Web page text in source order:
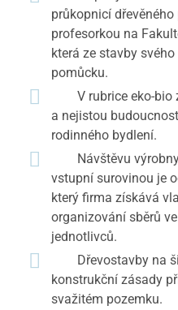
průkopnicí
profesorkou na
která ze stavby
pomůcku.
V rubrice eko-bio
a nejistou
rodinného bydlení.
Návštěvu výrobny
vstupní surovinou je
který firma získává
organizování sběrů
jednotlivců.
Dřevostavby na
konstrukční zásady
svažitém pozemku.